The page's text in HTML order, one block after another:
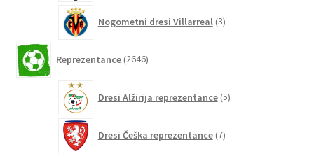
Nogometni dresi Villarreal 3izdelki
Reprezentance 2646izdelkov
Dresi Alžirija reprezentance 5izdelkov
Dresi Češka reprezentance 7izdelkov